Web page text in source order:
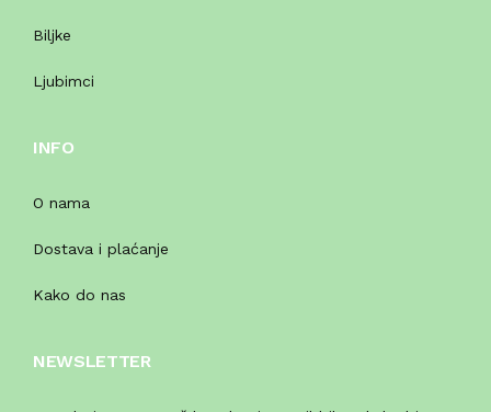
Biljke
Ljubimci
INFO
O nama
Dostava i plaćanje
Kako do nas
NEWSLETTER